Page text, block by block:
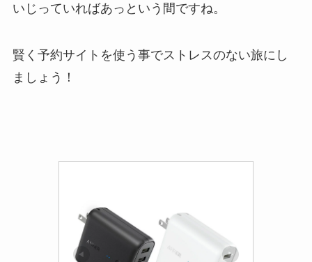
いじっていればあっという間ですね。
賢く予約サイトを使う事でストレスのない旅にし
ましょう！